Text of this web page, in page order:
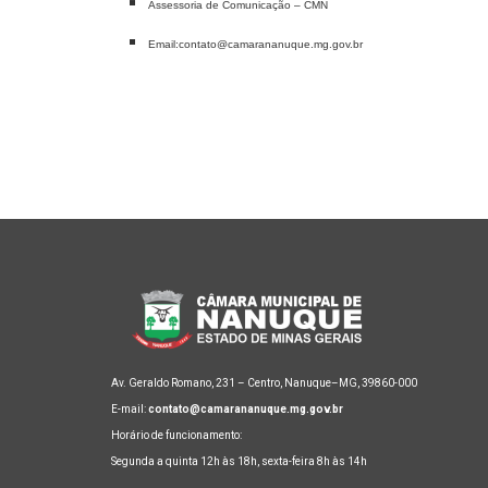
Assessoria de Comunicação – CMN
Email:contato@camarananuque.mg.gov.br
Av. Geraldo Romano, 231 – Centro, Nanuque–MG, 39860-000
E-mail:contato@camarananuque.mg.gov.br
Horário de funcionamento:
Segunda a quinta 12h às 18h, sexta-feira 8h às 14h